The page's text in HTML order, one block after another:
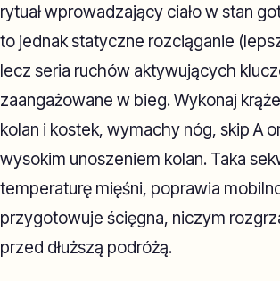
rytuał wprowadzający ciało w stan
to jednak statyczne rozciąganie
lecz seria ruchów aktywujących
zaangażowane w bieg. Wykonaj
kolan i kostek, wymachy nóg, skip A
wysokim unoszeniem kolan. Taka
temperaturę mięśni, poprawia
przygotowuje ścięgna, niczym
przed dłuższą podróżą.